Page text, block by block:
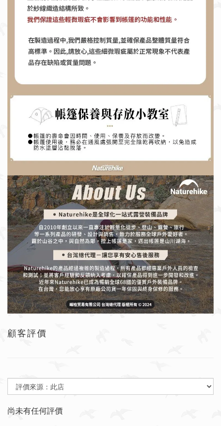
顧客評價
尚未有任何評價